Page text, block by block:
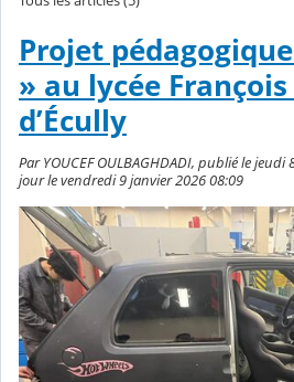
Projet
» au lycée
d’Écully
Par YOUCEF OULBAGHDADI, publié le
jour le vendredi 9 janvier 2026 08:09